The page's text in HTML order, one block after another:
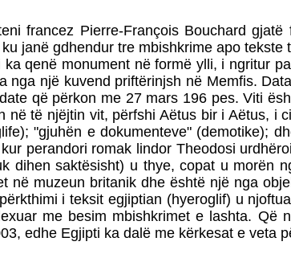
francez Pierre-François Bouchard
janë gdhendur tre mbishkrime apo
qenë monument në formë ylli, i ngritur
nga një kuvend priftërinjsh në Memfis.
që përkon me 27 mars 196 pes. Viti
në të njëjtin vit, përfshi Aëtus bir i Aëtus,
"gjuhën e dokumenteve" (demotike);
perandori romak lindor Theodosi
dihen saktësisht) u thye, copat u morën
në muzeun britanik dhe është një nga
i teksit egjiptian (hyeroglif) u
me besim mbishkrimet e lashta.
edhe Egjipti ka dalë me kërkesat e veta